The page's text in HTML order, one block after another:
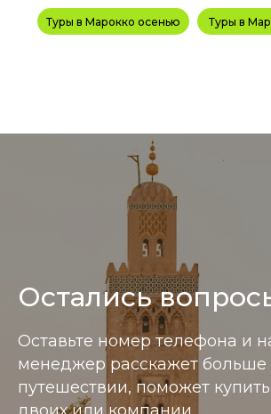
Туры в Марокко осенью Туры в
Информация размещенная
Остались
Оставьте номер телефона и
менеджер расскажет больше
путешествии, поможет